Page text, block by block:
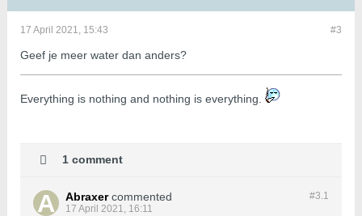
#3
17 April 2021, 15:43
Geef je meer water dan anders?
​​​​​​Everything is nothing and nothing is everything.
1 comment
#3.1
Abraxer commented
17 April 2021, 16:11